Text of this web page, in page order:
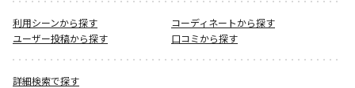
利用シーンから探す
コーディネートから探す
ユーザー投稿から探す
口コミから探す
詳細検索で探す